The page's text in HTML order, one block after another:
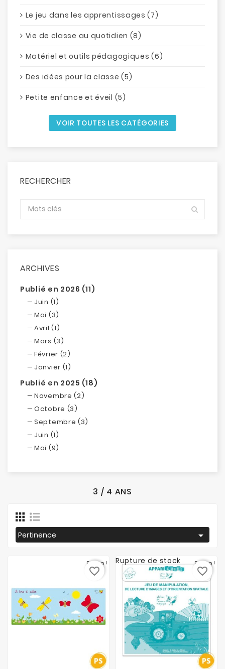
Le jeu dans les apprentissages (7)
Vie de classe au quotidien (8)
Matériel et outils pédagogiques (6)
Des idées pour la classe (5)
Petite enfance et éveil (5)
VOIR TOUTES LES CATÉGORIES
RECHERCHER
ARCHIVES
Publié en 2026 (11)
Juin (1)
Mai (3)
Avril (1)
Mars (3)
Février (2)
Janvier (1)
Publié en 2025 (18)
Novembre (2)
Octobre (3)
Septembre (3)
Juin (1)
Mai (9)
3 / 4 ANS
Pertinence 
Promo !
favorite_border
Promo !
Rupture de stock
favorite_border